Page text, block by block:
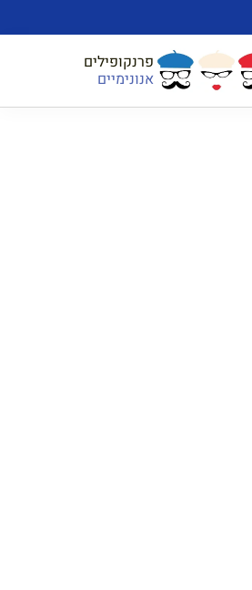
פרנקופילים
אנונימיים